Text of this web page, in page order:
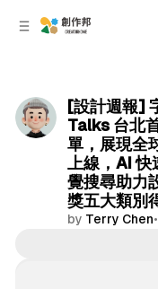
[設計週報]
Talks 台北
單，展現全
上線，AI
覺搜尋助力
獎五大類別
by Terry Chen•